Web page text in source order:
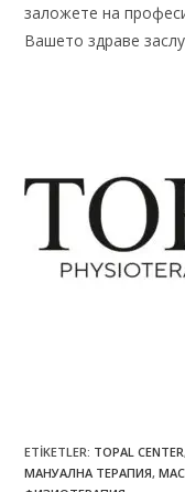
заложете на
Вашето здраве
ETIKETLER: TOPAL CENTER
МАНУАЛНА ТЕРАПИЯ,